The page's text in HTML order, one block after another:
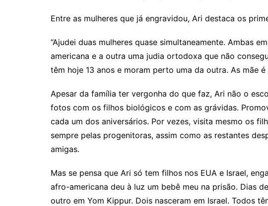
Entre as mulheres que já engravidou, Ari destaca os
“Ajudei duas mulheres quase simultaneamente. Ambas
americana e a outra uma judia ortodoxa que não
têm hoje 13 anos e moram perto uma da outra. As mãe
Apesar da família ter vergonha do que faz, Ari não o
fotos com os filhos biológicos e com as grávidas.
cada um dos aniversários. Por vezes, visita mesmo os
sempre pelas progenitoras, assim como as restantes
amigas.
Mas se pensa que Ari só tem filhos nos EUA e Israel,
afro-americana deu à luz um bebê meu na prisão. Dias
outro em Yom Kippur. Dois nasceram em Israel. Todos